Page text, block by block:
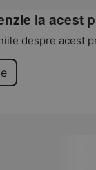
la acest
despre acest